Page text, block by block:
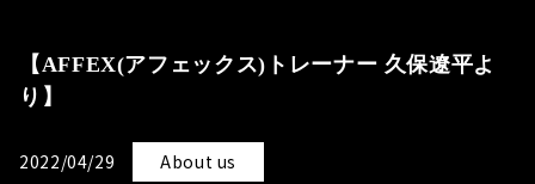
【AFFEX(アフェックス)トレーナー 久保遼平よ
り】
2022/04/29 About us